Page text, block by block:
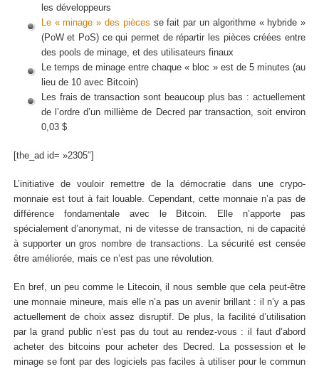
les développeurs
Le « minage » des pièces se fait par un algorithme « hybride »
(PoW et PoS) ce qui permet de répartir les pièces créées entre
des pools de minage, et des utilisateurs finaux
Le temps de minage entre chaque « bloc » est de 5 minutes (au
lieu de 10 avec Bitcoin)
Les frais de transaction sont beaucoup plus bas : actuellement
de l’ordre d’un millième de Decred par transaction, soit environ
0,03 $
[the_ad id= »2305″]
L’initiative de vouloir remettre de la démocratie dans une crypo-
monnaie est tout à fait louable. Cependant, cette monnaie n’a pas de
différence fondamentale avec le Bitcoin. Elle n’apporte pas
spécialement d’anonymat, ni de vitesse de transaction, ni de capacité
à supporter un gros nombre de transactions. La sécurité est censée
être améliorée, mais ce n’est pas une révolution.
En bref, un peu comme le Litecoin, il nous semble que cela peut-être
une monnaie mineure, mais elle n’a pas un avenir brillant : il n’y a pas
actuellement de choix assez disruptif. De plus, la facilité d’utilisation
par la grand public n’est pas du tout au rendez-vous : il faut d’abord
acheter des bitcoins pour acheter des Decred. La possession et le
minage se font par des logiciels pas faciles à utiliser pour le commun